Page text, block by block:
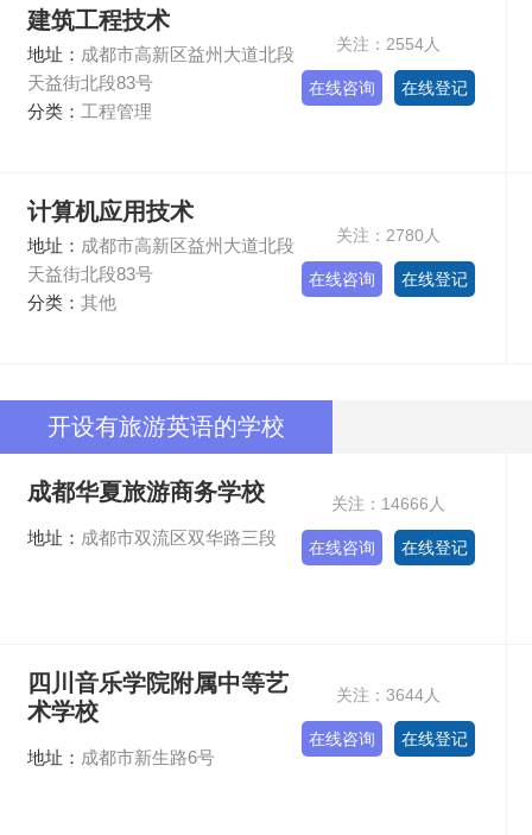
建筑工程技术
地址： 成都市高新区益州大道北段
天益街北段83号
分类： 工程管理
关注：2554人
在线咨询 在线登记
计算机应用技术
地址： 成都市高新区益州大道北段
天益街北段83号
分类： 其他
关注：2780人
在线咨询 在线登记
开设有旅游英语的学校
成都华夏旅游商务学校
地址： 成都市双流区双华路三段
关注：14666人
在线咨询 在线登记
四川音乐学院附属中等艺
术学校
地址： 成都市新生路6号
关注：3644人
在线咨询 在线登记